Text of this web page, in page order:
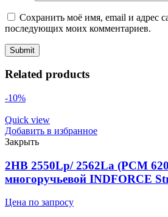
Сохранить моё имя, email и адрес
последующих моих комментариев.
Related products
-10%
Quick view
Добавить в избранное
Закрыть
2HB 2550Lp/ 2562La (PCM
многоручьевой INDFORCE
Цена по запросу